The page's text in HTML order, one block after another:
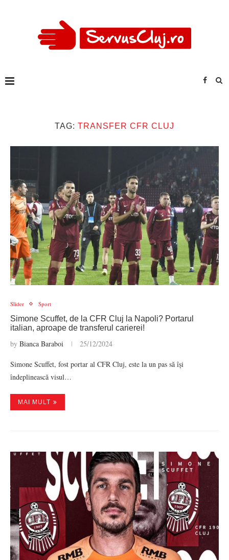
TAG: TRANSFER CFR CLUJ
Slider Sport
Simone Scuffet, de la CFR Cluj la Napoli? Portarul
italian, aproape de transferul carierei!
by Bianca Baraboi 25/12/2024
Simone Scuffet, fost portar al CFR Cluj, este la un pas să își
îndeplinească visul…
MAI MULT